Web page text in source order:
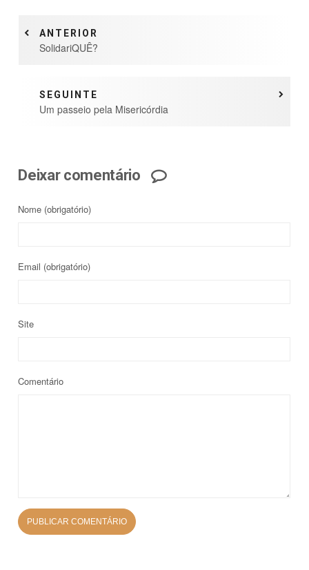
ANTERIOR
SolidariQUÊ?
SEGUINTE
Um passeio pela Misericórdia
Deixar comentário
Nome (obrigatório)
Email (obrigatório)
Site
Comentário